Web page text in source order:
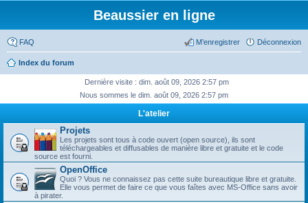
Beaussier en ligne
FAQ Déconnexion
M’enregistrer
Index du forum
Dernière visite : dim. août 09, 2026 2:57 pm
Nous sommes le dim. août 09, 2026 2:57 pm
L'atelier
Projets
Les projets sont tous à code ouvert (open source), ils sont
téléchargeables et diffusables de manière libre et gratuite et le code
source est fourni.
OpenOffice
Quoi ? Vous ne connaissez pas cette suite bureautique libre et gratuite.
Elle vous permet de faire ce que vous faîtes avec MS-Office sans avoir
à pirater.